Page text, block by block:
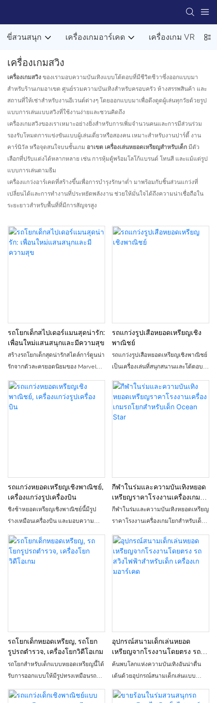
ขี่สวนสนุก เครื่องเกมอาร์เคด เครื่องเกม VR
เครื่องเกมสวิง
เครื่องเกมสวิง ของเรามอบความบันเทิงแบบโต้ตอบที่มีชีวิตชีวาซึ่งออกแบบมา
สำหรับร้านเกมอาเขต ศูนย์รวมความบันเทิงสำหรับครอบครัว ห้างสรรพสินค้า และ
สถานที่ให้เช่าสำหรับงานอีเวนต์ต่างๆ โดยออกแบบมาเพื่อดึงดูดผู้เล่นทุกวัยด้วยรูป
แบบการเล่นแบบสวิงที่ใช้งานง่ายและชวนคิดถึง
เครื่องเกมสวิงของเราเหมาะอย่างยิ่งสำหรับการเพิ่มจำนวนคนและการมีส่วนร่วม
รองรับโหมดการแข่งขันแบบผู้เล่นเดี่ยวหรือสองคน เหมาะสำหรับงานปาร์ตี้ งาน
คาร์นิวัล หรือจุดสนใจบนชั้นเกม อาเขต เครื่องเล่นหยอดเหรียญสำหรับเด็ก มีตัว
เลือกที่ปรับแต่งได้หลากหลาย เช่น การหุ้มตู้พร้อมโลโก้แบรนด์ โทนสี และแม้แต่รูป
แบบการเล่นตามธีม
เครื่องแกว่งอาร์เคดที่สร้างขึ้นเพื่อการบำรุงรักษาต่ำ มาพร้อมกับชิ้นส่วนแกว่งที่
เปลี่ยนได้และการทำงานที่ประหยัดพลังงาน ช่วยให้มั่นใจได้ถึงความน่าเชื่อถือใน
ระยะยาวสำหรับพื้นที่ที่มีการสัญจรสูง
รถโยกเด็กสไปเดอร์แมนสุดน่ารัก:
เพื่อนใหม่แสนสนุกและมีความสุข
สร้างรถโยกเด็กสุดน่ารักสไตล์การ์ตูนน่า
รักจากตัวละครยอดนิยมของ Marvel
น้ำเงินที่สะดุดตา ลวดลาย Spider-Man
ที่สดใส ผสานกับแสงไฟนวลตาและเสียง
รถแกว่งรูปเสือหยอดเหรียญเชิง
พาณิชย์
รถแกว่งรูปเสือหยอดเหรียญเชิงพาณิชย์
เป็นเครื่องเล่นที่สนุกสนานและโต้ตอบ
สมจริงและการใช้งานแบบหยอดเหรียญ
รถแกว่งคันนี้จึงเป็นส่วนเสริมที่ยอดเยี่ยม
สำหรับสวนสนุกหรือศูนย์รวมความ
รถแกว่งหยอดเหรียญเชิงพาณิชย์,
เครื่องแกว่งรูปเครื่องบิน
ชิงช้าหยอดเหรียญเชิงพาณิชย์นี้มีรูป
ร่างเหมือนเครื่องบิน และมอบความ
สวนสาธารณะหรือสนามเด็กเล่น ด้วย
การออกแบบที่เป็นเอกลักษณ์และ
กีฬาในร่มและความบันเทิงหยอด
เหรียญราคาโรงงานเครื่องเกมรถ
โยกสำหรับเด็ก Ocean Star
กีฬาในร่มและความบันเทิงหยอดเหรียญ
ราคาโรงงานเครื่องเกมโยกสำหรับเด็ก
สนุกสนานและการโต้ตอบแก่เด็ก ๆ การ
ออกแบบธีมมหาสมุทรและการ
เคลื่อนไหวที่แกว่งไปมา
รถโยกเด็กหยอดเหรียญ, รถโยก
รูปรถตำรวจ, เครื่องโยกวิดีโอเกม
รถโยกสำหรับเด็กแบบหยอดเหรียญนี้ได้
รับการออกแบบให้มีรูปทรงเหมือนรถ
ตื่นเต้นให้กับนักขี่รุ่นเยาว์ เครื่องโยก
อุปกรณ์สนามเด็กเล่นหยอด
เหรียญจากโรงงานโดยตรง รถ
สวิงไฟฟ้าสำหรับเด็ก เครื่องเก
มอาร์เคด
ค้นพบโลกแห่งความบันเทิงอันน่าตื่น
เต้นด้วยอุปกรณ์สนามเด็กเล่นแบบ
ไฟฟ้า และเครื่องเกมอาร์เคด เหมาะ